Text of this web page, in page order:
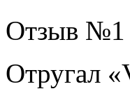
Отзыв №1
Отругал «